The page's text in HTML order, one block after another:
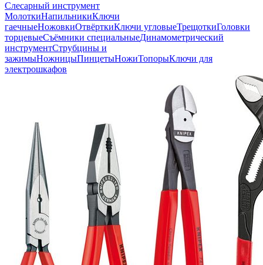
Слесарный инструмент
МолоткиНапильникиКлючи
гаечныеНожовкиОтвёрткиКлючи угловыеТрещоткиГоловки
торцевыеСъёмники специальныеДинамометрический
инструментСтрубцины и
зажимыНожницыПинцетыНожиТопорыКлючи для
электрошкафов